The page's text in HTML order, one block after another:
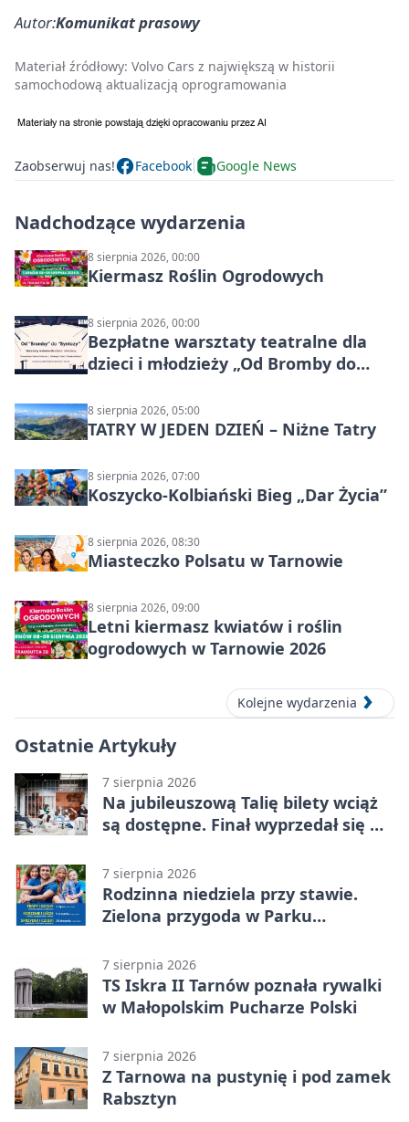
Autor:Komunikat prasowy
Materiał źródłowy: Volvo Cars z największą w historii
samochodową aktualizacją oprogramowania
Zaobserwuj nas! Facebook Google News
Nadchodzące wydarzenia
8 sierpnia 2026, 00:00
Kiermasz Roślin Ogrodowych
8 sierpnia 2026, 00:00
Bezpłatne warsztaty teatralne dla
dzieci i młodzieży „Od Bromby do
8 sierpnia 2026, 05:00
TATRY W JEDEN DZIEŃ – Niżne Tatry
8 sierpnia 2026, 07:00
Koszycko-Kolbiański Bieg „Dar Życia”
8 sierpnia 2026, 08:30
Miasteczko Polsatu w Tarnowie
8 sierpnia 2026, 09:00
Letni kiermasz kwiatów i roślin
ogrodowych w Tarnowie 2026
Kolejne wydarzenia
Ostatnie Artykuły
7 sierpnia 2026
Na jubileuszową Talię bilety wciąż
są dostępne. Finał wyprzedał się w
7 sierpnia 2026
Rodzinna niedziela przy stawie.
Zielona przygoda w Parku
7 sierpnia 2026
TS Iskra II Tarnów poznała rywalki
w Małopolskim Pucharze Polski
7 sierpnia 2026
Z Tarnowa na pustynię i pod zamek
Rabsztyn